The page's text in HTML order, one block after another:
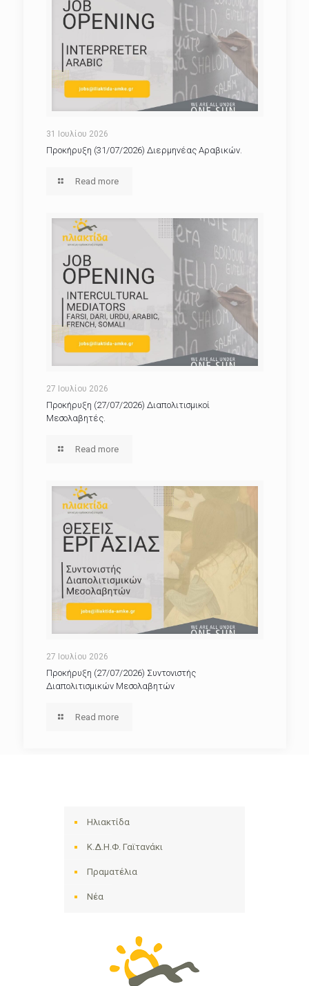
31 Ιουλίου 2026
Προκήρυξη (31/07/2026) Διερμηνέας Αραβικών.
Read more
27 Ιουλίου 2026
Προκήρυξη (27/07/2026) Διαπολιτισμικοί
Μεσολαβητές.
Read more
27 Ιουλίου 2026
Προκήρυξη (27/07/2026) Συντονιστής
Διαπολιτισμικών Μεσολαβητών
Read more
Ηλιακτίδα
Κ.Δ.Η.Φ. Γαϊτανάκι
Πραματέλια
Νέα